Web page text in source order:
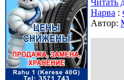
Читать
Нарва :
Автор: